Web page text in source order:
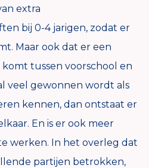
extra
bij 0-4 jarigen, zodat er
Maar ook dat er een
tussen voorschool en
veel gewonnen wordt als
kennen, dan ontstaat er
En is er ook meer
werken. In het overleg dat
partijen betrokken,